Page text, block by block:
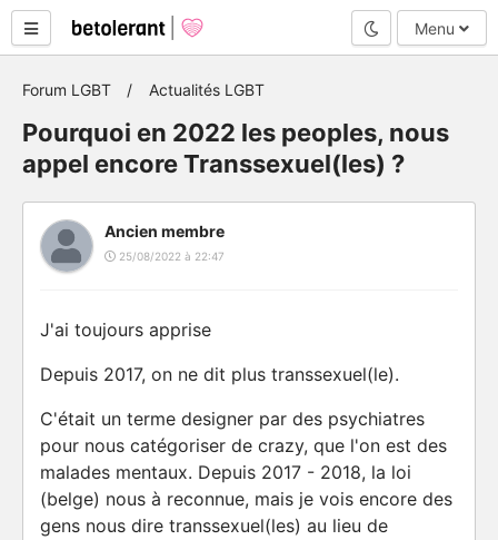
Mode nuit
Menu
Forum LGBT Actualités LGBT
Pourquoi en 2022 les peoples, nous
appel encore Transsexuel(les) ?
Ancien membre
25/08/2022 à 22:47
J'ai toujours apprise
Depuis 2017, on ne dit plus transsexuel(le).
C'était un terme designer par des psychiatres
pour nous catégoriser de crazy, que l'on est des
malades mentaux. Depuis 2017 - 2018, la loi
(belge) nous à reconnue, mais je vois encore des
gens nous dire transsexuel(les) au lieu de